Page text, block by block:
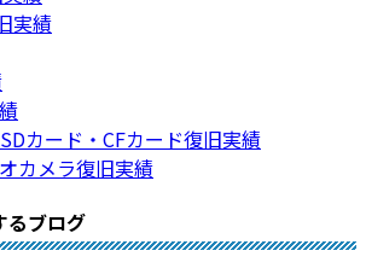
実績
カード・CFカード復旧実績
カメラ復旧実績
るブログ